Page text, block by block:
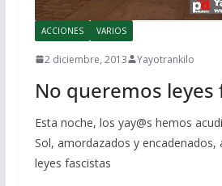
ACCIONES VARIOS
2 diciembre, 2013 Yayotrankilo
No queremos
Esta noche, los yay@s hemos
Sol, amordazados y encadenados,
leyes fascistas